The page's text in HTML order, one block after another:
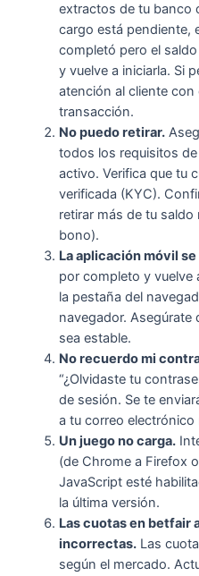
extractos de tu banco
cargo está pendiente,
completó pero el
y vuelve a iniciarla. Si
atención al cliente
transacción.
No puedo retirar.
todos los requisitos
activo. Verifica que tu
verificada (KYC).
retirar más de tu
bono).
La aplicación móvil
por completo y vuelve
la pestaña del
navegador. Asegúrate
sea estable.
No recuerdo mi
“¿Olvidaste tu
de sesión. Se te
a tu correo electrónico
Un juego no carga.
(de Chrome a Firefox
JavaScript esté
la última versión.
Las cuotas en betfair
incorrectas. Las
según el mercado.